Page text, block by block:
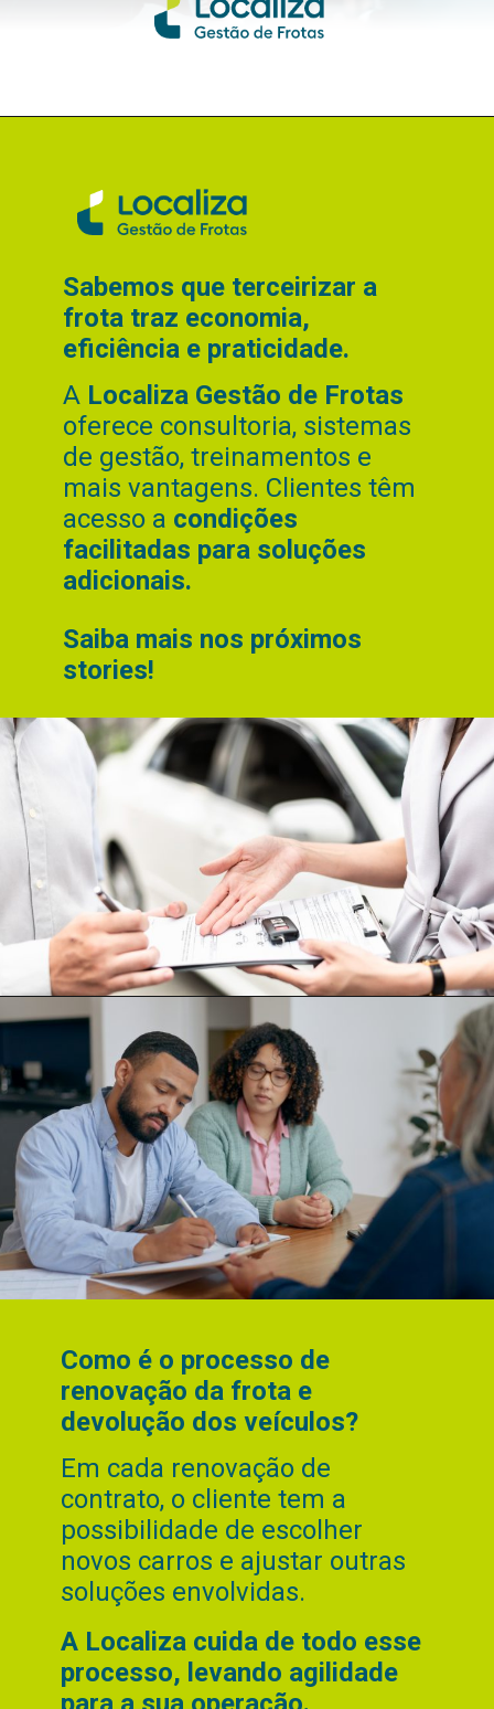
Sabemos que terceirizar a
frota traz economia,
eficiência e praticidade.
ALocaliza Gestão de Frotas
oferece consultoria, sistemas
de gestão, treinamentos e
mais vantagens. Clientes têm
acesso a condições
facilitadas para soluções
adicionais.
Saiba mais nos próximos
stories!
Como é o processo de
renovação da frota e
devolução dos veículos?
Em cada renovação de
contrato, o cliente tem a
possibilidade de escolher
novos carros e ajustar outras
soluções envolvidas.
A Localiza cuida de todo esse
processo, levando agilidade